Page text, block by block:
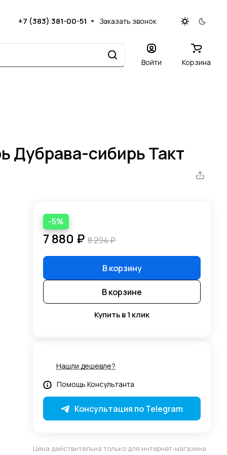
+7 (383) 381-00-51 Заказать звонок
Войти Корзина
Дубрава-сибирь Такт
-5%
7 880 ₽ 8 294 ₽
В корзину
В корзине
Купить в 1 клик
Нашли дешевле?
Помощь Консультанта
Консультация по Telegram
Цена действительна только для интернет-магазина